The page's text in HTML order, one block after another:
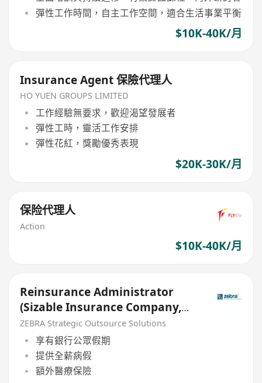
彈性工作時間，自主工作空間，適合生活事業平衡
$10K-40K/月
Insurance Agent 保險代理人
HO YUEN GROUPS LIMITED
工作經驗無要求，歡迎渴望發展者
彈性工時，靈活工作安排
彈性花紅，獎勵優秀表現
$20K-30K/月
保险代理人
Action
$10K-40K/月
Reinsurance Administrator
(Sizable Insurance Company,
Renewable Contract)
ZEBRA Strategic Outsource Solutions
享有銀行公眾假期
提供全薪病假
額外醫療保險